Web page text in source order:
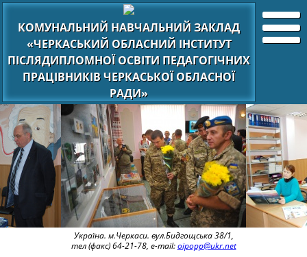
КОМУНАЛЬНИЙ НАВЧАЛЬНИЙ ЗАКЛАД
«ЧЕРКАСЬКИЙ ОБЛАСНИЙ ІНСТИТУТ
ПІСЛЯДИПЛОМНОЇ ОСВІТИ ПЕДАГОГІЧНИХ
ПРАЦІВНИКІВ ЧЕРКАСЬКОЇ ОБЛАСНОЇ
РАДИ»
Україна. м.Черкаси. вул.Бидгощська 38/1,
тел (факс) 64-21-78, e-mail:oipopp@ukr.net